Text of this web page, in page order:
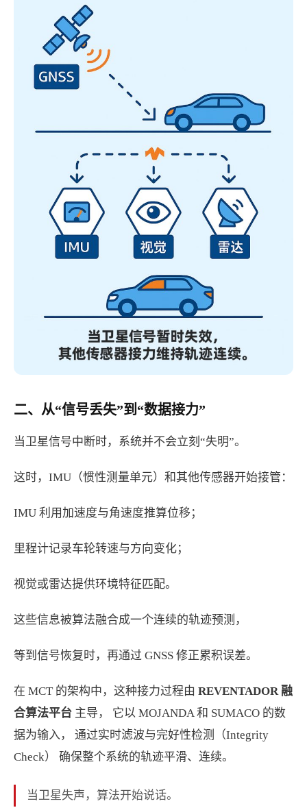
二、从“信号丢失”到“数据接力”
当卫星信号中断时，系统并不会立刻“失明”。
这时，IMU（惯性测量单元）和其他传感器开始接管：
IMU 利用加速度与角速度推算位移；
里程计记录车轮转速与方向变化；
视觉或雷达提供环境特征匹配。
这些信息被算法融合成一个连续的轨迹预测，
等到信号恢复时，再通过 GNSS 修正累积误差。
在 MCT 的架构中，这种接力过程由 REVENTADOR 融
合算法平台 主导， 它以 MOJANDA 和 SUMACO 的数
据为输入， 通过实时滤波与完好性检测（Integrity
Check） 确保整个系统的轨迹平滑、连续。
当卫星失声，算法开始说话。